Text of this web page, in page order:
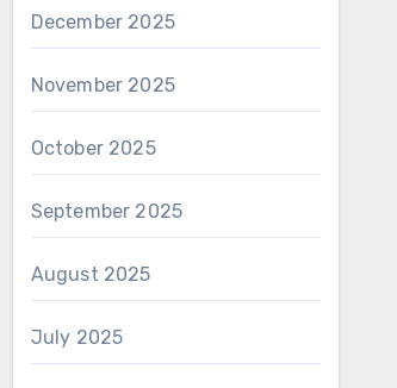
December 2025
November 2025
October 2025
September 2025
August 2025
July 2025